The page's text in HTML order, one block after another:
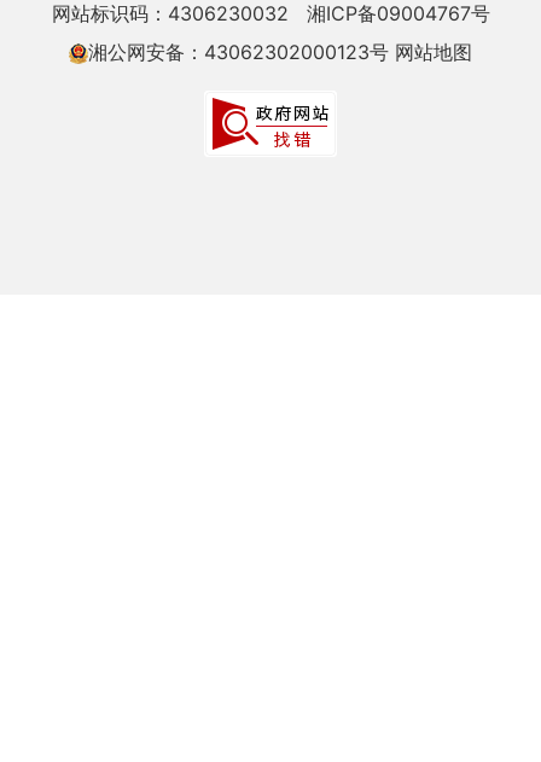
网站标识码：4306230032
湘ICP备09004767号
湘公网安备：43062302000123号 网站地图